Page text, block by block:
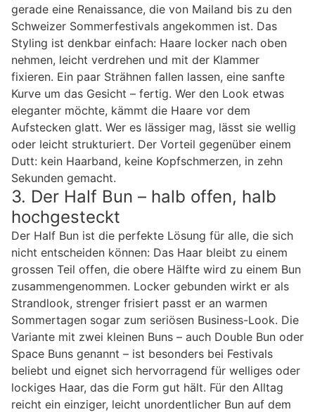
gerade eine Renaissance, die von Mailand bis zu den
Schweizer Sommerfestivals angekommen ist. Das
Styling ist denkbar einfach: Haare locker nach oben
nehmen, leicht verdrehen und mit der Klammer
fixieren. Ein paar Strähnen fallen lassen, eine sanfte
Kurve um das Gesicht – fertig. Wer den Look etwas
eleganter möchte, kämmt die Haare vor dem
Aufstecken glatt. Wer es lässiger mag, lässt sie wellig
oder leicht strukturiert. Der Vorteil gegenüber einem
Dutt: kein Haarband, keine Kopfschmerzen, in zehn
Sekunden gemacht.
3. Der Half Bun – halb offen, halb
hochgesteckt
Der Half Bun ist die perfekte Lösung für alle, die sich
nicht entscheiden können: Das Haar bleibt zu einem
grossen Teil offen, die obere Hälfte wird zu einem Bun
zusammengenommen. Locker gebunden wirkt er als
Strandlook, strenger frisiert passt er an warmen
Sommertagen sogar zum seriösen Business-Look. Die
Variante mit zwei kleinen Buns – auch Double Bun oder
Space Buns genannt – ist besonders bei Festivals
beliebt und eignet sich hervorragend für welliges oder
lockiges Haar, das die Form gut hält. Für den Alltag
reicht ein einziger, leicht unordentlicher Bun auf dem